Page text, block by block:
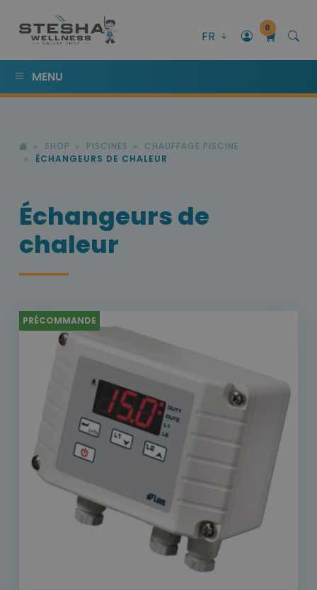
FR
0
MENU
SHOP PISCINES
CHAUFFAGE PISCINE
ÉCHANGEURS DE CHALEUR
Échangeurs de
chaleur
PRÉCOMMANDE